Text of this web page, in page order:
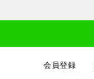
会員登録